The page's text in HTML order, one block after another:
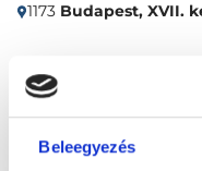
Beleegyezés
1173 Budapest, XVII.
Időpontfoglalás
Foglalj időpontot